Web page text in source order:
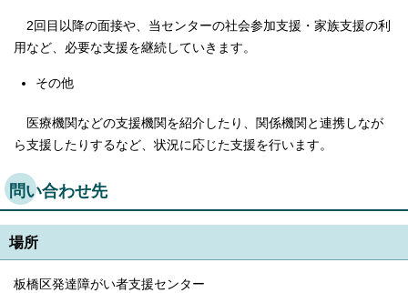
2回目以降の面接や、当センターの社会参加支援・家族支援の利
用など、必要な支援を継続していきます。
その他
医療機関などの支援機関を紹介したり、関係機関と連携しなが
ら支援したりするなど、状況に応じた支援を行います。
問い合わせ先
場所
板橋区発達障がい者支援センター